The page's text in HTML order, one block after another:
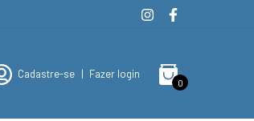
Cadastre-se | Fazer login
0